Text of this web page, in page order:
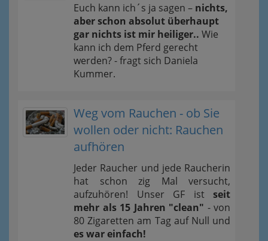
Euch kann ich´s ja sagen – nichts,
aber schon absolut überhaupt
gar nichts ist mir heiliger.. Wie
kann ich dem Pferd gerecht
werden? - fragt sich Daniela
Kummer.
Weg vom Rauchen - ob Sie
wollen oder nicht: Rauchen
aufhören
Jeder Raucher und jede Raucherin
hat schon zig Mal versucht,
aufzuhören! Unser GF ist seit
mehr als 15 Jahren "clean" - von
80 Zigaretten am Tag auf Null und
es war einfach!